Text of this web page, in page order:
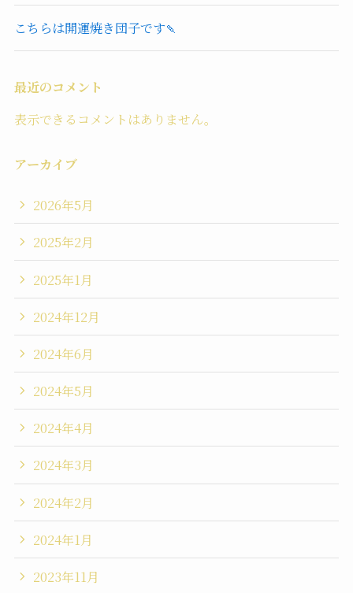
こちらは開運焼き団子です🍡
最近のコメント
表示できるコメントはありません。
アーカイブ
2026年5月
2025年2月
2025年1月
2024年12月
2024年6月
2024年5月
2024年4月
2024年3月
2024年2月
2024年1月
2023年11月